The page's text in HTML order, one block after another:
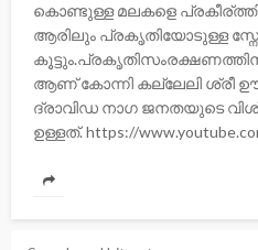
കൊണ്ടുള്ള മലകളെ
ആരിലും പ്രകൃതിയോടുള്ള
ആണ് കോന്നി കല്ലേലി ശ്രീ
ദ്രാവിഡ നാഗ ജനതയുടെ
ഉള്ളത്. https://